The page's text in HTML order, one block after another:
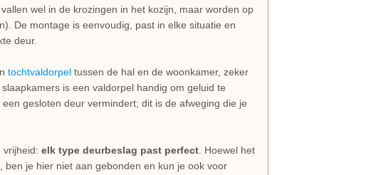
wel in de krozingen in het kozijn, maar worden op
De montage is eenvoudig, past in elke situatie en
deur.
tochtvaldorpel tussen de hal en de woonkamer, zeker
is een valdorpel handig om geluid te
gesloten deur vermindert; dit is de afweging die je
vrijheid: elk type deurbeslag past perfect . Hoewel het
je hier niet aan gebonden en kun je ook voor